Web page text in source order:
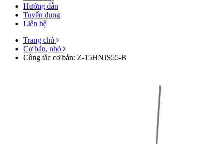
Hướng dẫn
Tuyển dụng
Liên hệ
Trang chủ
Cơ bản, nhỏ
Công tắc cơ bản: Z-15HNJS55-B